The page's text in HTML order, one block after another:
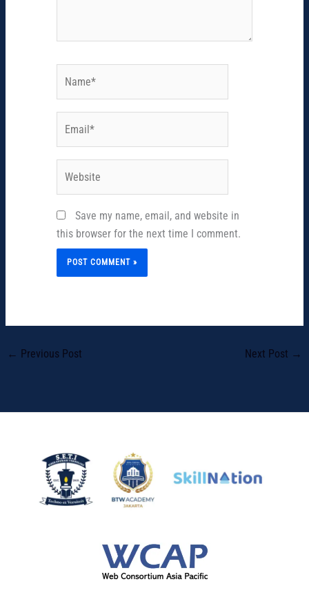
Save my name, email, and website in
this browser for the next time I comment.
← Previous Post Next Post →